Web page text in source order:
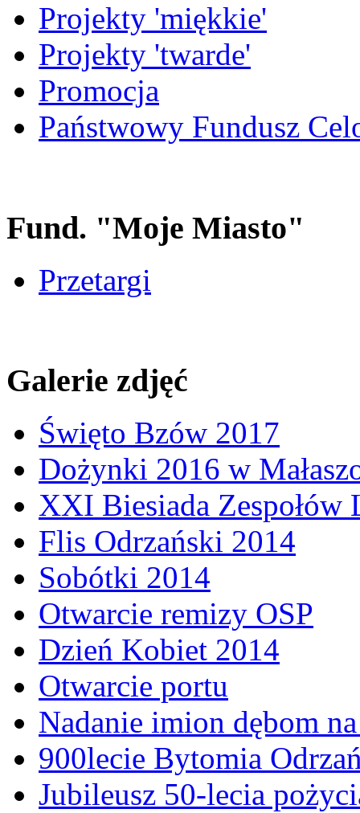
Projekty 'miękkie'
Projekty 'twarde'
Promocja
Państwowy Fundusz
Fund. "Moje Miasto"
Przetargi
Galerie zdjęć
Święto Bzów 2017
Dożynki 2016 w
XXI Biesiada Zespołów
Flis Odrzański 2014
Sobótki 2014
Otwarcie remizy OSP
Dzień Kobiet 2014
Otwarcie portu
Nadanie imion dębom
900lecie Bytomia
Jubileusz 50-lecia